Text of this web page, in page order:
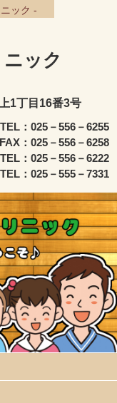
ック -
ック
1丁目16番3号
：025－556－6255
FAX：025－556－6258
：025－556－6222
：025－555－7331